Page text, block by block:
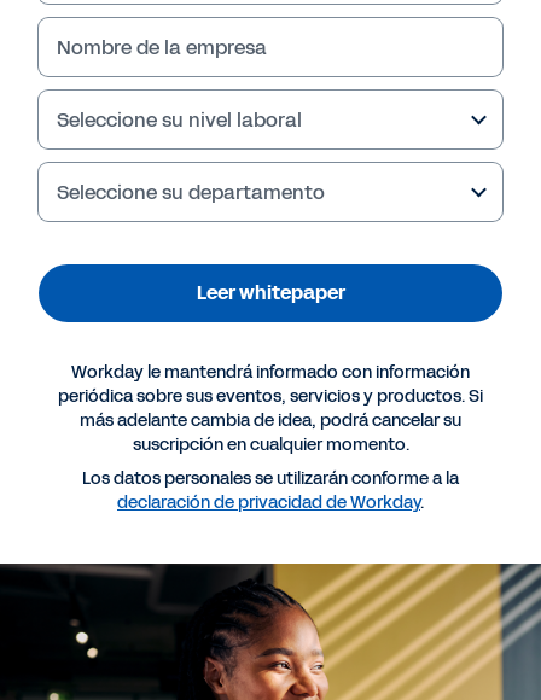
Leer whitepaper
More Resources
WHITEPAPER
Cómo maximizan los clientes el valor en Workday
PÁGINA WEB
AI con un impacto empresarial real: Workday
Illuminate
Nombre de la empresa
Seleccione su nivel laboral
Seleccione su departamento
Leer whitepaper
Workday le mantendrá informado con información
periódica sobre sus eventos, servicios y productos. Si
más adelante cambia de idea, podrá cancelar su
suscripción en cualquier momento.
Los datos personales se utilizarán conforme a la
declaración de privacidad de Workday.